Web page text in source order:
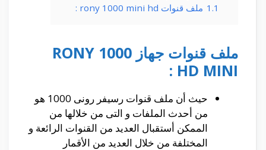
1.1 ملف قنوات rony 1000 mini hd :
ملف قنوات جهاز RONY 1000
HD MINI :
حيث أن ملف قنوات رسيفر رونى 1000 هو
من أحدث الملفات و التى من خلالها من
الممكن أستقبال العديد من القنوات الرائعة و
المختلفة من خلال العديد من الأقمار